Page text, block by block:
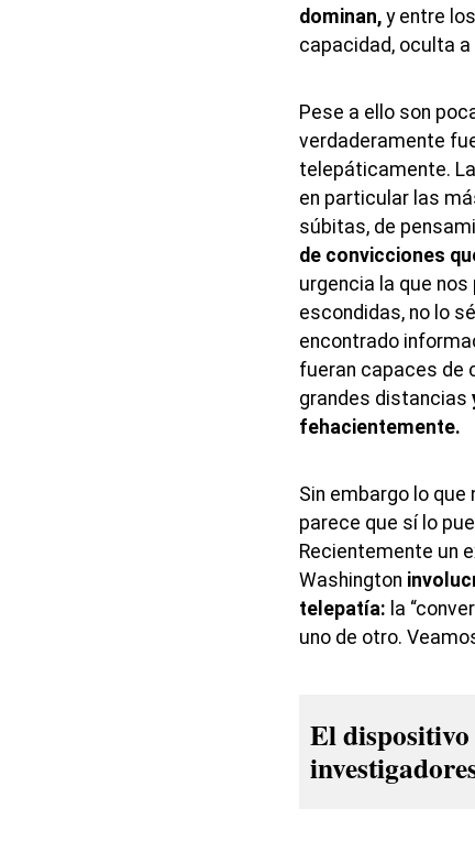
dominan, y entre
capacidad, oculta
Pese a ello son
verdaderamente
telepáticamente.
en particular las
súbitas, de
de convicciones
urgencia la que
escondidas, no lo
encontrado
fueran capaces de
grandes distancias
fehacientemente.
Sin embargo lo
parece que sí lo
Recientemente un
Washington
telepatía: la
uno de otro.
El